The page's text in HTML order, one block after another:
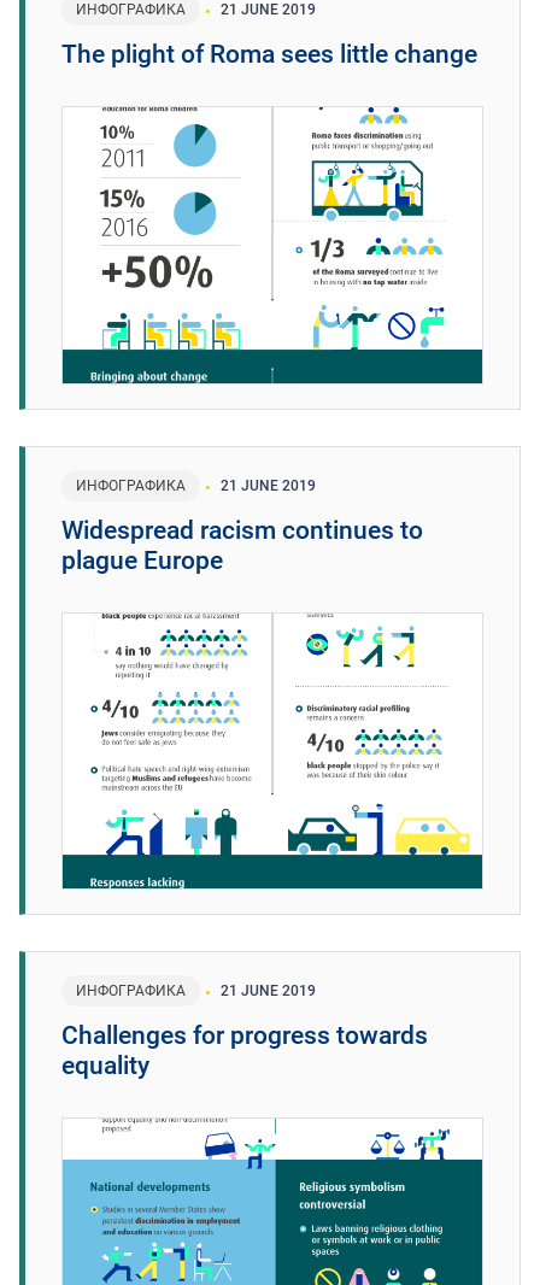
ИНФОГРАФИКА 21 JUNE 2019
The plight of Roma sees little change
ИНФОГРАФИКА 21 JUNE 2019
Widespread racism continues to
plague Europe
ИНФОГРАФИКА 21 JUNE 2019
Challenges for progress towards
equality